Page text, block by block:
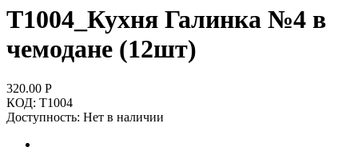
Т1004_Кухня Галинка №4 в
чемодане (12шт)
320.00 Р
КОД: Т1004
Доступность: Нет в наличии